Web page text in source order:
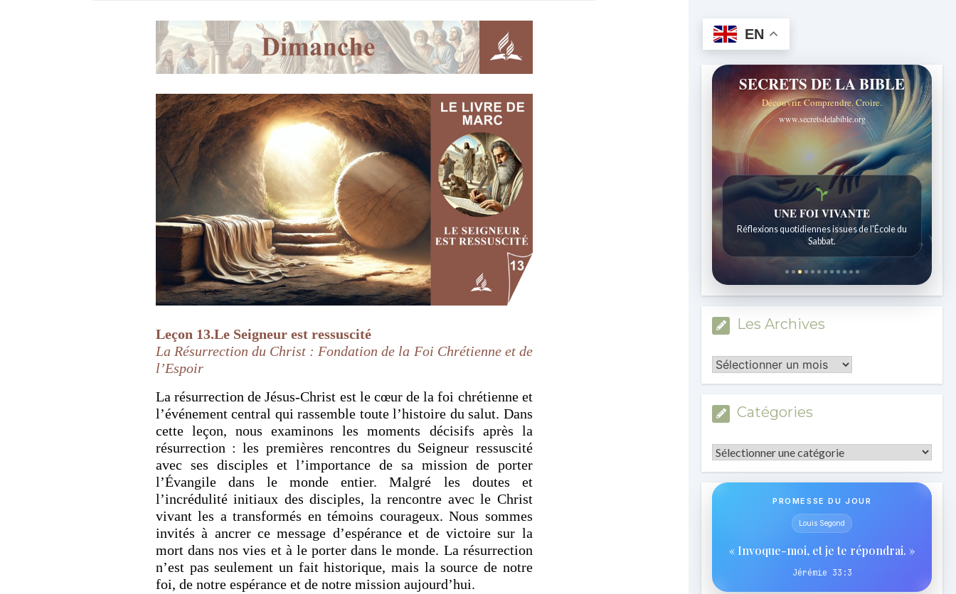
Leçon 13.Le Seigneur est ressuscité
La Résurrection du Christ : Fondation de la Foi Chrétienne et de
l’Espoir
La résurrection de Jésus-Christ est le cœur de la foi chrétienne et
l’événement central qui rassemble toute l’histoire du salut. Dans
cette leçon, nous examinons les moments décisifs après la
résurrection : les premières rencontres du Seigneur ressuscité
avec ses disciples et l’importance de sa mission de porter
l’Évangile dans le monde entier. Malgré les doutes et
l’incrédulité initiaux des disciples, la rencontre avec le Christ
vivant les a transformés en témoins courageux. Nous sommes
invités à ancrer ce message d’espérance et de victoire sur la
mort dans nos vies et à le porter dans le monde. La résurrection
n’est pas seulement un fait historique, mais la source de notre
foi, de notre espérance et de notre mission aujourd’hui.
EN
SECRETS DE LA BIBLE
Découvrir. Comprendre. Croire.
www.secretsdelabible.org
UNE FOI VIVANTE
Réflexions quotidiennes issues de l'École du
Sabbat.
Histoires bibliques étonnantes
Histoires pour les enfants de 7 à 12 ans.
Les Archives
Les
Archives
Catégories
Catégories
PROMESSE DU JOUR
Louis Segond
« Invoque-moi, et je te répondrai. »
Jérémie 33:3